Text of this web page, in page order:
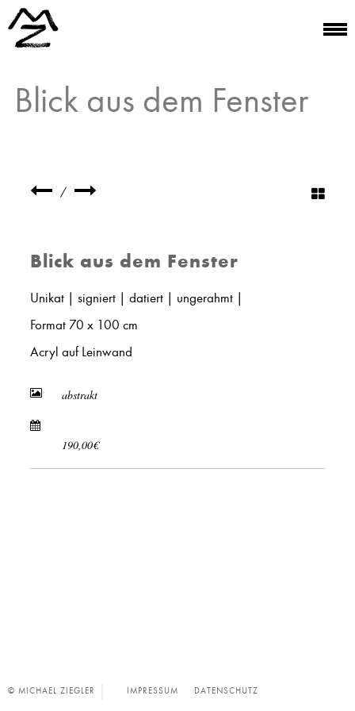
Blick aus dem Fenster
/
Blick aus dem Fenster
Unikat | signiert | datiert | ungerahmt |
Format 70 x 100 cm
Acryl auf Leinwand
abstrakt
190,00€
© MICHAEL ZIEGLER IMPRESSUM DATENSCHUTZ